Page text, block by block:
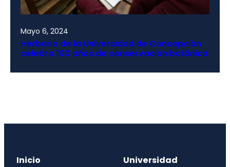
Mayo 6, 2024
Herbario de la Universidad de Concepción
celebra 100 años de conservación botánica
Inicio Universidad